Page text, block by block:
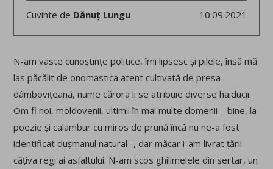
Cuvinte de Dănuț Lungu 10.09.2021
N-am vaste cunoștințe politice, îmi lipsesc și pilele, însă mă
las păcălit de onomastica atent cultivată de presa
dâmbovițeană, nume cărora li se atribuie diverse haiducii.
Om fi noi, moldovenii, ultimii în mai multe domenii – bine, la
poezie și calambur cu miros de prună încă nu ne-a fost
identificat dușmanul natural -, dar măcar i-am livrat țării
câțiva regi ai asfaltului. N-am scos ghilimelele din sertar, un